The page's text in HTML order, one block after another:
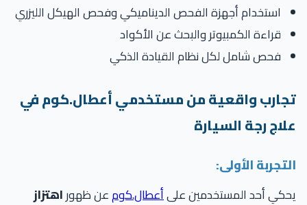
استخدام أجهزة الفحص الديناميكي وفحص الهيكل الليزري
قراءة الكمبيوتر والبحث عن الأكواد
فحص شامل لكل نظام القيادة الذكي
واقعية من مستخدمي أعطال.كوم في
رجة السيارة
الأولى:
أحد المستخدمين علىأعطال.كومعن ظهوراهتزاز